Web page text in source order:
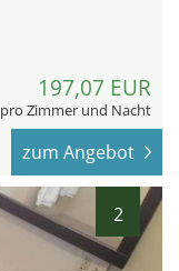
197,07 EUR
pro Zimmer und Nacht
zum Angebot
2